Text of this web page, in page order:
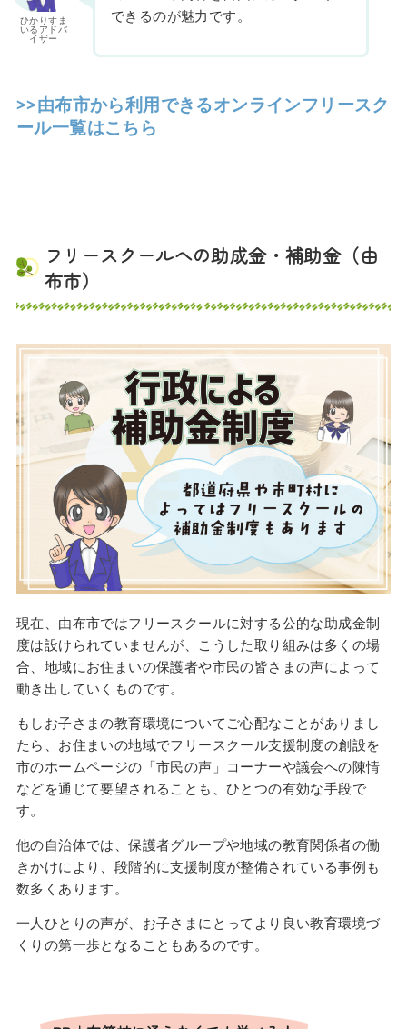
ひかりすま
いるアドバ
イザー
できるのが魅力です。
>>由布市から利用できるオンラインフリースク
ール一覧はこちら
フリースクールへの助成金・補助金（由
布市）
現在、由布市ではフリースクールに対する公的な助成金制
度は設けられていませんが、こうした取り組みは多くの場
合、地域にお住まいの保護者や市民の皆さまの声によって
動き出していくものです。
もしお子さまの教育環境についてご心配なことがありまし
たら、お住まいの地域でフリースクール支援制度の創設を
市のホームページの「市民の声」コーナーや議会への陳情
などを通じて要望されることも、ひとつの有効な手段で
す。
他の自治体では、保護者グループや地域の教育関係者の働
きかけにより、段階的に支援制度が整備されている事例も
数多くあります。
一人ひとりの声が、お子さまにとってより良い教育環境づ
くりの第一歩となることもあるのです。